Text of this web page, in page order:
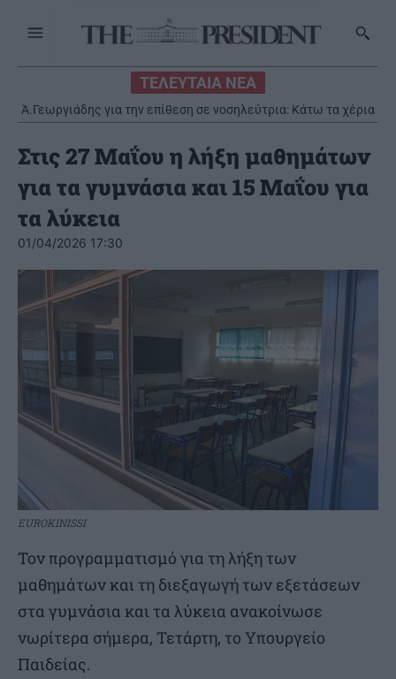
ΤΕΛΕΥΤΑΙΑ ΝΕΑ
Ά.Γεωργιάδης για την επίθεση σε νοσηλεύτρια: Κάτω τα χέρια
από το προσωπικό του ΕΣΥ
Στις 27 Μαΐου η λήξη μαθημάτων
για τα γυμνάσια και 15 Μαΐου για
τα λύκεια
01/04/2026 17:30
EUROKINISSI
Τον προγραμματισμό για τη λήξη των
μαθημάτων και τη διεξαγωγή των εξετάσεων
στα γυμνάσια και τα λύκεια ανακοίνωσε
νωρίτερα σήμερα, Τετάρτη, το Υπουργείο
Παιδείας.